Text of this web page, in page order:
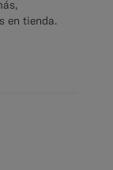
en tienda.